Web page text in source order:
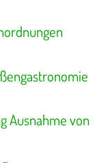
Ausnahme von